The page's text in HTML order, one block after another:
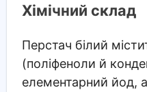
Хімічний склад
Перстач білий
(поліфеноли й
елементарний йод,